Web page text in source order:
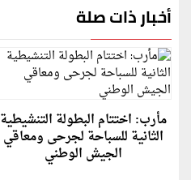
أخبار ذات صلة
مأرب: اختتام البطولة التنشيطية
الثانية للسباحة لجرحى ومعاقي
الجيش الوطني